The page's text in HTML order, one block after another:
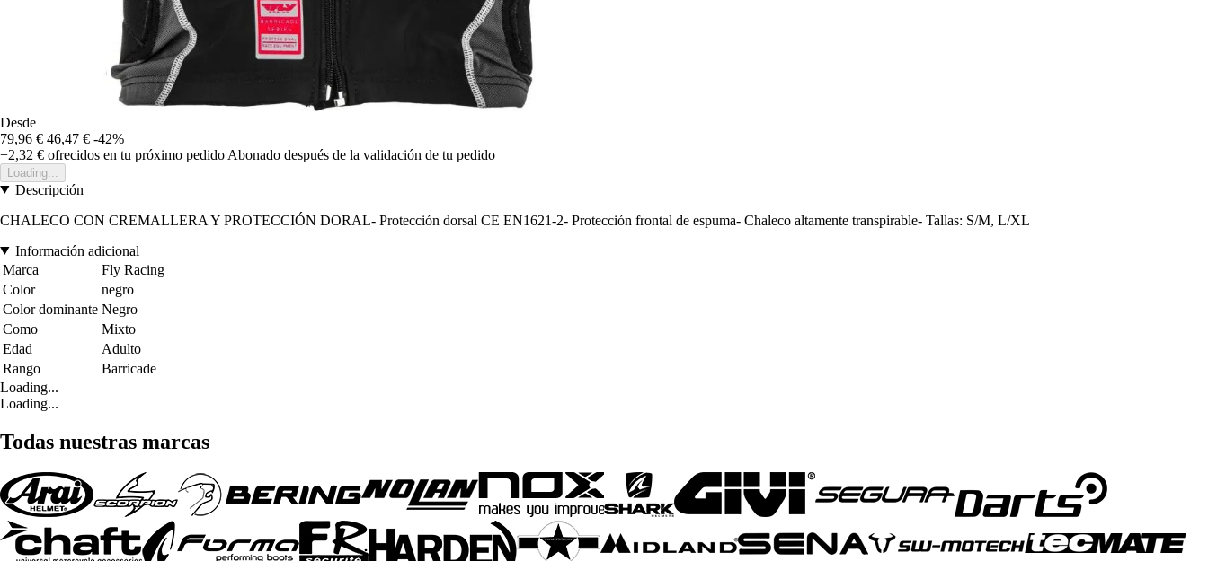
Desde
79,96 € 46,47 € -42%
+2,32 € ofrecidos en tu próximo pedido Abonado después de la validación de tu pedido
Loading...
Descripción
CHALECO CON CREMALLERA Y PROTECCIÓN DORAL- Protección dorsal CE EN1621-2- Protección frontal de espuma- Chaleco altamente transpirable- Tallas: S/M, L/XL
Información adicional
Marca
Fly Racing
Color
negro
Color dominante Negro
Como
Mixto
Edad
Adulto
Rango
Barricade
Loading...
Loading...
Todas nuestras marcas